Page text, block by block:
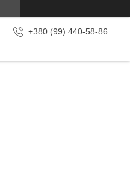
+380 (99) 440-58-86